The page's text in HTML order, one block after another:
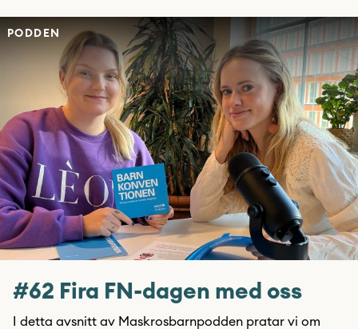
PODDEN
#62 Fira FN-dagen med oss
I detta avsnitt av Maskrosbarnpodden pratar vi om